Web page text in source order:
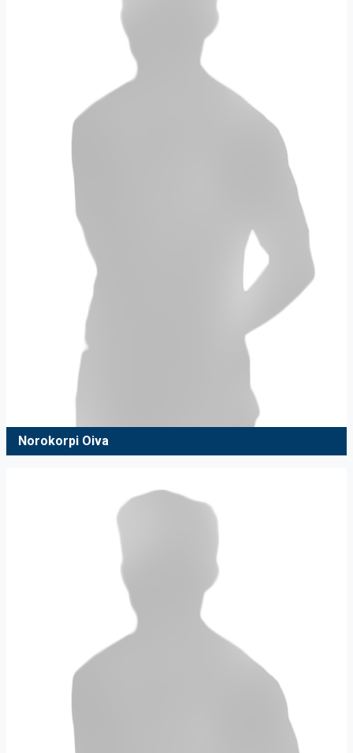
Norokorpi Oiva